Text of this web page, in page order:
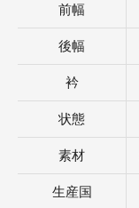
前幅
後幅
衿
状態
素材
生産国